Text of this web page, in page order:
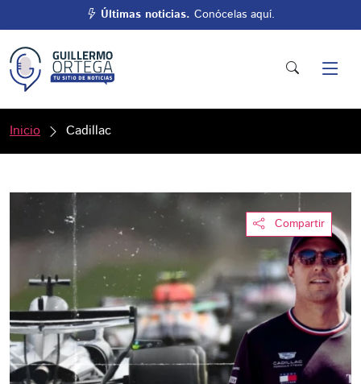
Últimas noticias. Conócelas aquí.
Inicio Cadillac
Compartir